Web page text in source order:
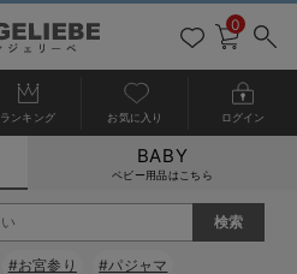
授乳ブラ・マタニティブラ（マタニティインナー・産後用品）
戻る
送料無料アイテム全て
ワンピース
戻る
ブラキャミ おまとめ
戻る
【37周年祭セール】
【37周年祭セール】
戻る
気温差別オススメア
【15℃】3月下旬～
戻る
動きやすく着回しで
戻る
強撚スムース(コスパ
戻る
マタニティウェア
【おまとめ割】パジ
戻る
こだわりの履き心地
カジュアル
戻る
ジャケット派
戻る
出産準備応援割全て
マタニティパジャマ
戻る
【オフィスカジュア
戻る
レギンスタイプ
戻る
【フォーマル】ワン
戻る
【ベビー】長袖
戻る
ハンカチ
戻る
快適ウェア10%OFF
戻る
春のマタニティワン
セットアップ・ レイ
戻る
Gift Selection 出産
〜3,000円（税込）
戻る
冬の冷え対策インナ
薄くてあったか
戻る
入院準備の持ち物チ
入院してすぐ使うグ
戻る
冬のあったか特集全て
【冬のあったか特集
0
ランキング お気に入り ログイン
BABY
ベビー用品はこちら
#お宮参り #パジャマ
閉じる